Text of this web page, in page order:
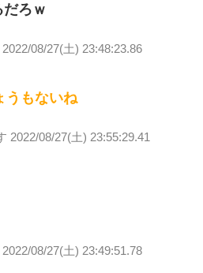
ろｗ
2022/08/27(土) 23:48:23.86
うもないね
2022/08/27(土) 23:55:29.41
2022/08/27(土) 23:49:51.78